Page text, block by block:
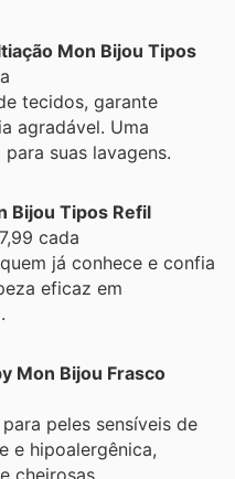
Mon Bijou Tipos
tecidos, garante
agradável. Uma
suas lavagens.
Bijou Tipos Refil
cada
já conhece e confia
eficaz em
Mon Bijou Frasco
peles sensíveis de
e hipoalergênica,